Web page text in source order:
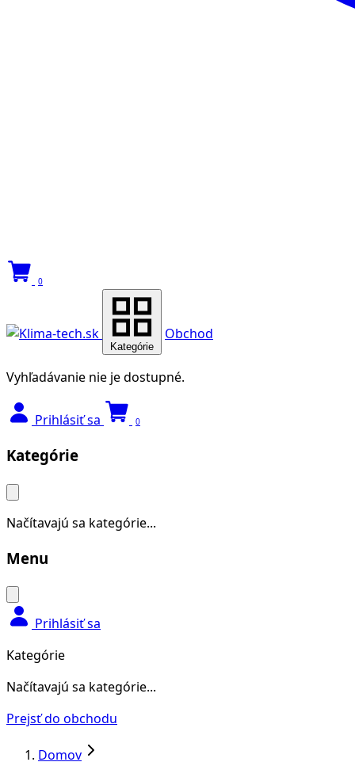
0
Kategórie
Obchod
Vyhľadávanie nie je dostupné.
Prihlásiť sa 0
Kategórie
Načítavajú sa kategórie...
Menu
Prihlásiť sa
Kategórie
Načítavajú sa kategórie...
Prejsť do obchodu
Domov